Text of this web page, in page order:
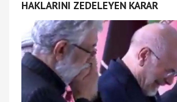
HAKLARINI ZEDELEYEN KARAR